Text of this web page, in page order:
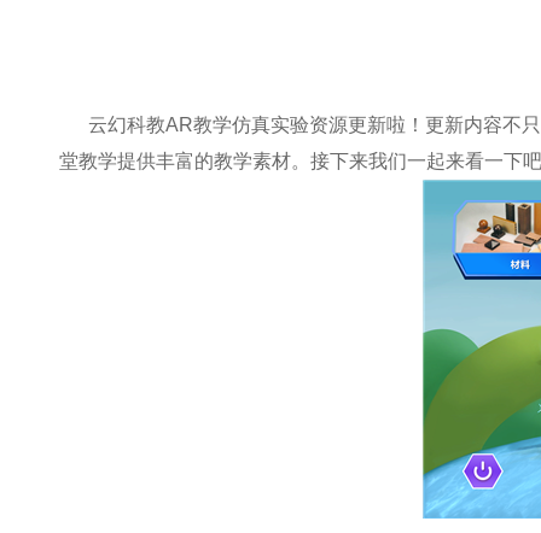
云幻科教AR教学仿真实验资源更新啦！更新内容不
堂教学提供丰富的教学素材。接下来我们一起来看一下